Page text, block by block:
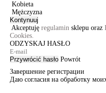
Kobieta
Mężczyzna
Kontynuuj
Akceptuję regulamin sklepu oraz
Cookies.
ODZYSKAJ HASŁO
Przywrócić hasło Powrót
Завершение регистрации
Даю согласия на обработку